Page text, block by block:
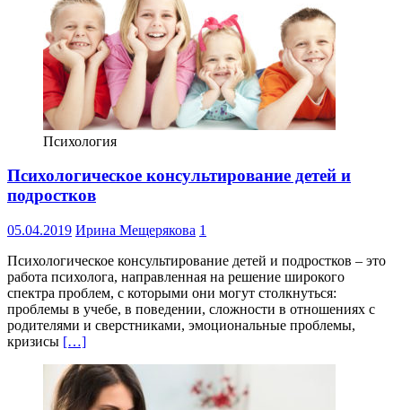
Психология
Психологическое консультирование детей и
подростков
05.04.2019 Ирина Мещерякова 1
Психологическое консультирование детей и подростков – это
работа психолога, направленная на решение широкого
спектра проблем, с которыми они могут столкнуться:
проблемы в учебе, в поведении, сложности в отношениях с
родителями и сверстниками, эмоциональные проблемы,
кризисы […]